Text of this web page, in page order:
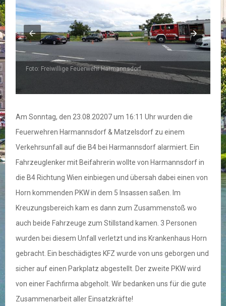
Foto: Freiwillige Feuerwehr Harmannsdorf
Am Sonntag, den 23.08.20207 um 16:11 Uhr wurden die
Feuerwehren Harmannsdorf & Matzelsdorf zu einem
Verkehrsunfall auf die B4 bei Harmannsdorf alarmiert. Ein
Fahrzeuglenker mit Beifahrerin wollte von Harmannsdorf in
die B4 Richtung Wien einbiegen und übersah dabei einen von
Horn kommenden PKW in dem 5 Insassen saßen. Im
Kreuzungsbereich kam es dann zum Zusammenstoß wo
auch beide Fahrzeuge zum Stillstand kamen. 3 Personen
wurden bei diesem Unfall verletzt und ins Krankenhaus Horn
gebracht. Ein beschädigtes KFZ wurde von uns geborgen und
sicher auf einen Parkplatz abgestellt. Der zweite PKW wird
von einer Fachfirma abgeholt. Wir bedanken uns für die gute
Zusammenarbeit aller Einsatzkräfte!